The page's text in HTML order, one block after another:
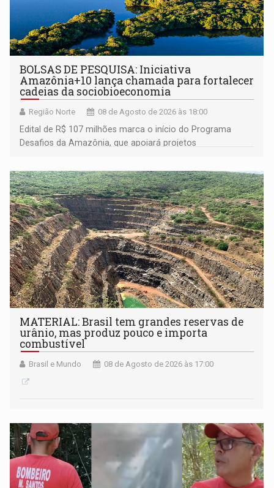
BOLSAS DE PESQUISA: Iniciativa
Amazônia+10 lança chamada para fortalecer
cadeias da sociobioeconomia
Região Norte 08 de Agosto de 2026 às 18:00
Edital de R$ 107 milhões marca o início do Programa
Desafios da Amazônia, que apoiará projetos
submissão de pré-propostas poderá ser feita até 1º de
setembro
MATERIAL: Brasil tem grandes reservas de
urânio, mas produz pouco e importa
combustível
Brasil e Mundo 08 de Agosto de 2026 às 17:00